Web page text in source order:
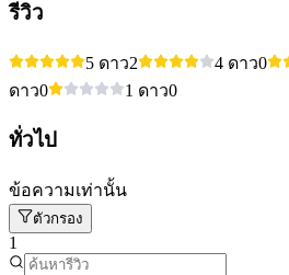
รีวิว
5 ดาว2 4 ดาว0
ดาว0 1 ดาว0
ทั่วไป
ข้อความเท่านั้น
ตัวกรอง
1